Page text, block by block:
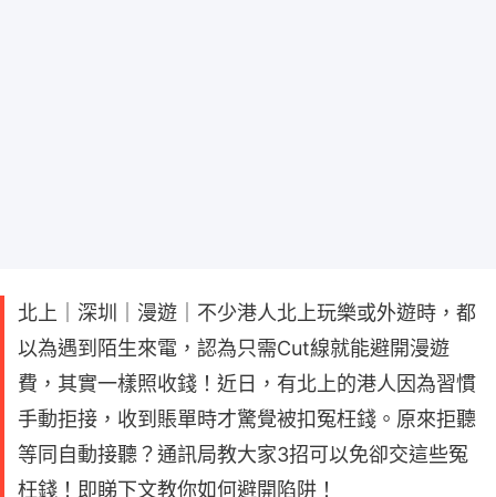
北上｜深圳｜漫遊｜不少港人北上玩樂或外遊時，都
以為遇到陌生來電，認為只需Cut線就能避開漫遊
費，其實一樣照收錢！近日，有北上的港人因為習慣
手動拒接，收到賬單時才驚覺被扣冤枉錢。原來拒聽
等同自動接聽？通訊局教大家3招可以免卻交這些冤
枉錢！即睇下文教你如何避開陷阱！